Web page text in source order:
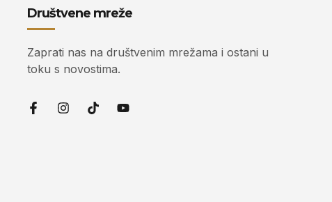
Društvene mreže
Zaprati nas na društvenim mrežama i ostani u
toku s novostima.